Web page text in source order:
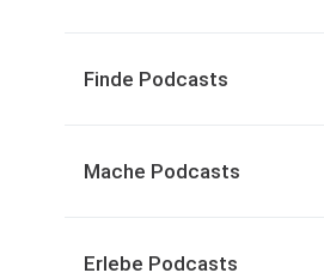
Finde Podcasts
Mache Podcasts
Erlebe Podcasts